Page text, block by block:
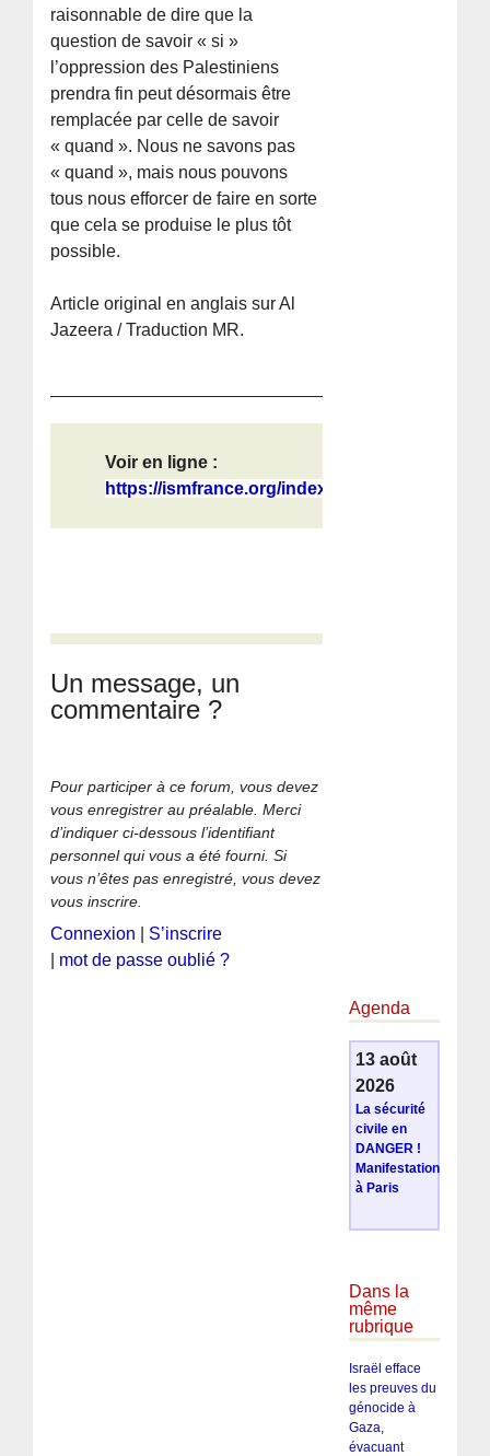
raisonnable de dire que la
question de savoir « si »
l’oppression des Palestiniens
prendra fin peut désormais être
remplacée par celle de savoir
« quand ». Nous ne savons pas
« quand », mais nous pouvons
tous nous efforcer de faire en sorte
que cela se produise le plus tôt
possible.
Article original en anglais sur Al
Jazeera / Traduction MR.
Voir en ligne :
https://ismfrance.org/index.php/202...
Un message, un
commentaire ?
Pour participer à ce forum, vous devez
vous enregistrer au préalable. Merci
d’indiquer ci-dessous l’identifiant
personnel qui vous a été fourni. Si
vous n’êtes pas enregistré, vous devez
vous inscrire.
Connexion
S’inscrire
mot de passe oublié ?
Agenda
13 août
2026
La sécurité
civile en
DANGER !
Manifestation
à Paris
Dans la
même
rubrique
Israël efface
les preuves du
génocide à
Gaza,
évacuant